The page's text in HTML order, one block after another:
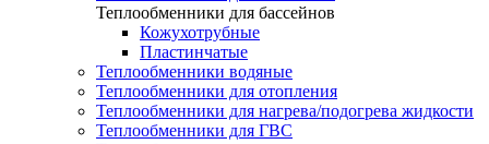
Теплообменники для бассейнов
Кожухотрубные
Пластинчатые
Теплообменники водяные
Теплообменники для отопления
Теплообменники для нагрева/подогрева жидкости
Теплообменники для ГВС